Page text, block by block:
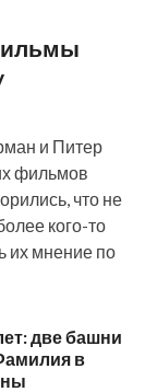
и Питер
фильмов
что не
кого-то
их мнение по
две башни
в